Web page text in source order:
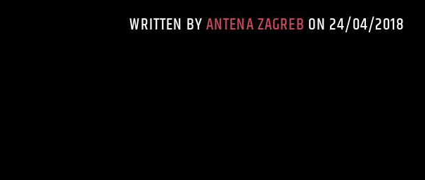
WRITTEN BYANTENA ZAGREB ON 24/04/2018